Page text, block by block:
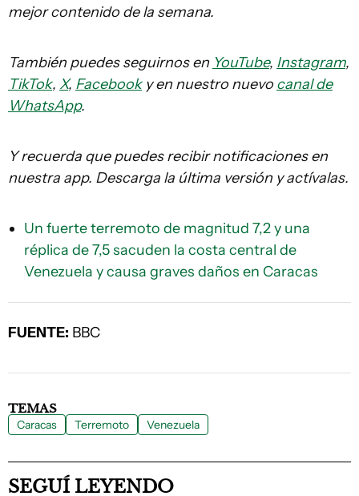
mejor contenido de la semana.
También puedes seguirnos en YouTube, Instagram,
TikTok, X, Facebooky en nuestro nuevo canal de
WhatsApp.
Y recuerda que puedes recibir notificaciones en
nuestra app. Descarga la última versión y actívalas.
Un fuerte terremoto de magnitud 7,2 y una
réplica de 7,5 sacuden la costa central de
Venezuela y causa graves daños en Caracas
FUENTE: BBC
TEMAS
Caracas Terremoto Venezuela
SEGUÍ LEYENDO